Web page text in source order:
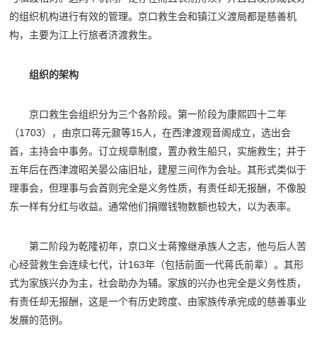
的组织机构进行有效的管理。京口救生会和镇江义渡局都是慈善机
构，主要为江上行旅者济渡救生。
组织的架构
京口救生会组织分为三个各阶段。第一阶段为康熙四十二年
（1703），由京口蒋元鼐等15人，在西津渡观音阁成立，选出会
首，主持会中事务。订立规章制度，置办救生船只，实施救生；并于
五年后在西津渡昭关晏公庙旧址，建屋三间作为会址。其形式类似于
理事会，但理事与会首则完全是义务性质，有责任却无报酬，不像股
东一样有分红与收益。通常他们捐赠钱物数额也较大，以为表率。
第二阶段为乾隆初年，京口义士蒋豫继承族人之志，他与后人苦
心经营救生会连续七代，计163年（包括前面一代蒋氏前辈）。其形
式为家族兴办为主，社会助办为辅。家族的兴办也完全是义务性质，
有责任却无报酬，这是一个有历史跨度、由家族传承完成的慈善事业
发展的范例。